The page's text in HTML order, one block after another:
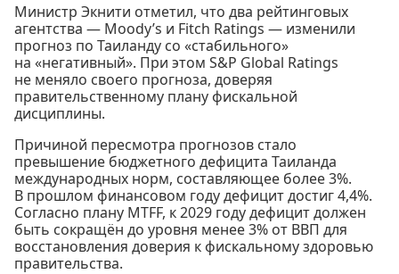
Министр Экнити отметил, что два рейтинговых
агентства — Moody’s и Fitch Ratings — изменили
прогноз по Таиланду со «стабильного»
на «негативный». При этом S&P Global Ratings
не меняло своего прогноза, доверяя
правительственному плану фискальной
дисциплины.
Причиной пересмотра прогнозов стало
превышение бюджетного дефицита Таиланда
международных норм, составляющее более 3%.
В прошлом финансовом году дефицит достиг 4,4%.
Согласно плану MTFF, к 2029 году дефицит должен
быть сокращён до уровня менее 3% от ВВП для
восстановления доверия к фискальному здоровью
правительства.